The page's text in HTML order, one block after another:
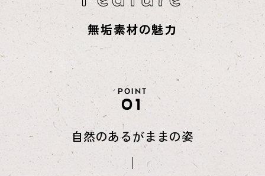
無垢素材の魅力
POINT
01
自然のあるがままの姿